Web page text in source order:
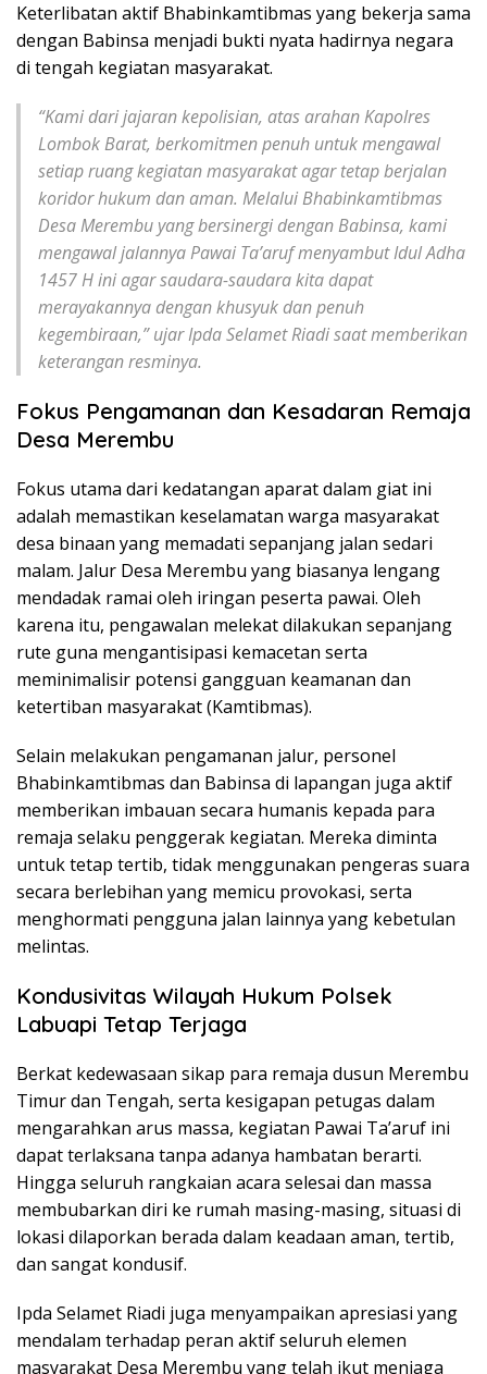
Keterlibatan aktif Bhabinkamtibmas yang bekerja sama
dengan Babinsa menjadi bukti nyata hadirnya negara
di tengah kegiatan masyarakat.
“Kami dari jajaran kepolisian, atas arahan Kapolres
Lombok Barat, berkomitmen penuh untuk mengawal
setiap ruang kegiatan masyarakat agar tetap berjalan
koridor hukum dan aman. Melalui Bhabinkamtibmas
Desa Merembu yang bersinergi dengan Babinsa, kami
mengawal jalannya Pawai Ta’aruf menyambut Idul Adha
1457 H ini agar saudara-saudara kita dapat
merayakannya dengan khusyuk dan penuh
kegembiraan,” ujar Ipda Selamet Riadi saat memberikan
keterangan resminya.
Fokus Pengamanan dan Kesadaran Remaja
Desa Merembu
Fokus utama dari kedatangan aparat dalam giat ini
adalah memastikan keselamatan warga masyarakat
desa binaan yang memadati sepanjang jalan sedari
malam. Jalur Desa Merembu yang biasanya lengang
mendadak ramai oleh iringan peserta pawai. Oleh
karena itu, pengawalan melekat dilakukan sepanjang
rute guna mengantisipasi kemacetan serta
meminimalisir potensi gangguan keamanan dan
ketertiban masyarakat (Kamtibmas).
Selain melakukan pengamanan jalur, personel
Bhabinkamtibmas dan Babinsa di lapangan juga aktif
memberikan imbauan secara humanis kepada para
remaja selaku penggerak kegiatan. Mereka diminta
untuk tetap tertib, tidak menggunakan pengeras suara
secara berlebihan yang memicu provokasi, serta
menghormati pengguna jalan lainnya yang kebetulan
melintas.
Kondusivitas Wilayah Hukum Polsek
Labuapi Tetap Terjaga
Berkat kedewasaan sikap para remaja dusun Merembu
Timur dan Tengah, serta kesigapan petugas dalam
mengarahkan arus massa, kegiatan Pawai Ta’aruf ini
dapat terlaksana tanpa adanya hambatan berarti.
Hingga seluruh rangkaian acara selesai dan massa
membubarkan diri ke rumah masing-masing, situasi di
lokasi dilaporkan berada dalam keadaan aman, tertib,
dan sangat kondusif.
Ipda Selamet Riadi juga menyampaikan apresiasi yang
mendalam terhadap peran aktif seluruh elemen
masyarakat Desa Merembu yang telah ikut menjaga